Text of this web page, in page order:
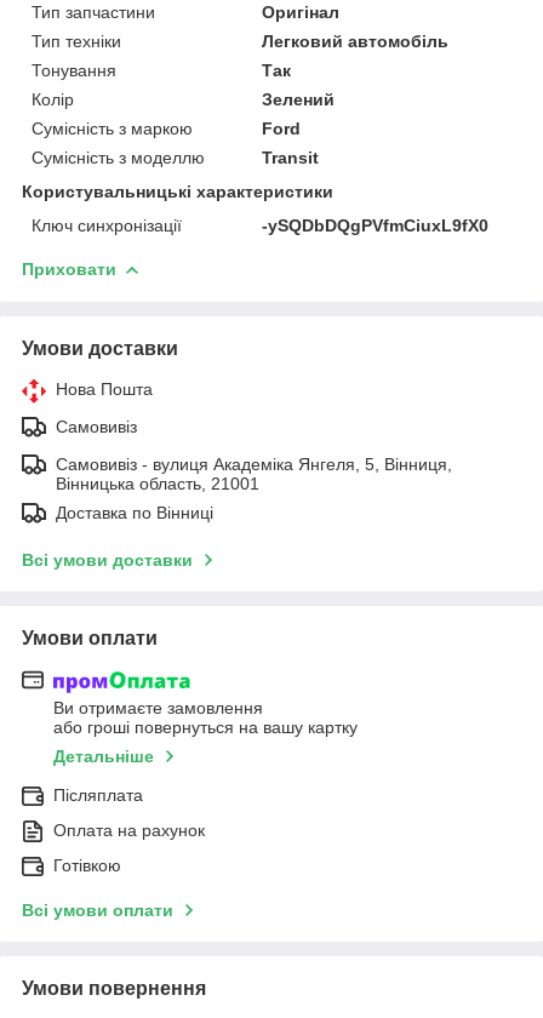
Тип запчастини
Оригінал
Тип техніки
Легковий автомобіль
Тонування
Так
Колір
Зелений
Сумісність з маркою
Ford
Сумісність з моделлю
Transit
Користувальницькі характеристики
Ключ синхронізації
-ySQDbDQgPVfmCiuxL9fX0
Приховати
Умови доставки
Нова Пошта
Самовивіз
Самовивіз - вулиця Академіка Янгеля, 5, Вінниця,
Вінницька область, 21001
Доставка по Вінниці
Всі умови доставки
Умови оплати
Ви отримаєте замовлення
або гроші повернуться на вашу картку
Детальніше
Післяплата
Оплата на рахунок
Готівкою
Всі умови оплати
Умови повернення